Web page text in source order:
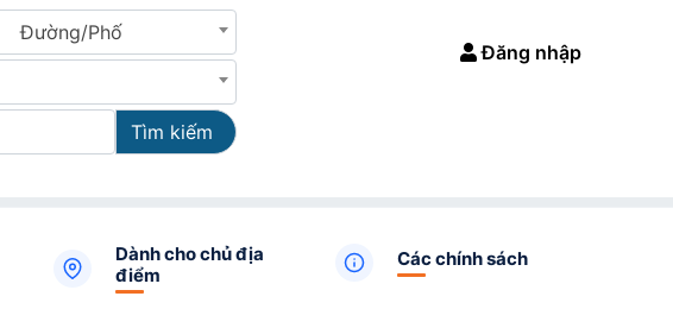
Đường/Phố
Tìm kiếm
Đăng nhập
Dành cho chủ địa
điểm
Các chính sách